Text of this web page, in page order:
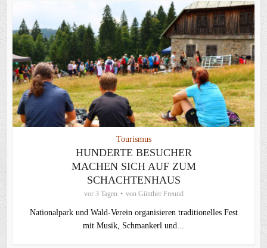
Tourismus
HUNDERTE BESUCHER
MACHEN SICH AUF ZUM
SCHACHTENHAUS
vor 3 Tagen von Günther Freund
Nationalpark und Wald-Verein organisieren traditionelles Fest
mit Musik, Schmankerl und...